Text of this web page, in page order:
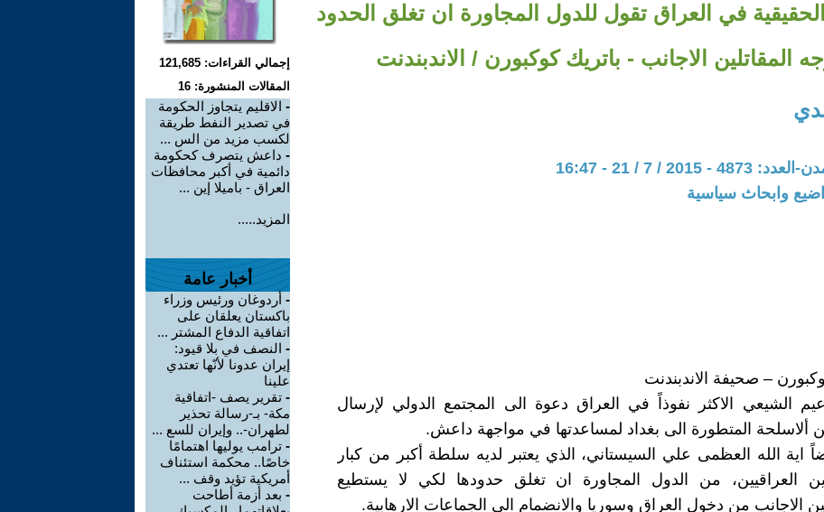
في العراق تقول للدول المجاورة ان تغلق الحدود
المقاتلين الاجانب ‏- باتريك كوكبورن / الاندبندنت
- 2015 / 7 / 21 - 16:47
وابحاث سياسية
– صحيفة الاندبندنت
الشيعي الاكثر نفوذاً في العراق دعوة الى المجتمع الدولي لإرسال
ألاسلحة المتطورة الى ‏بغداد لمساعدتها في مواجهة داعش.‏
اية الله العظمى علي السيستاني، الذي يعتبر لديه سلطة أكبر من كبار
العراقيين، من ‏الدول المجاورة ان تغلق حدودها لكي لا يستطيع
الاجانب من دخول العراق وسوريا والانضمام الى ‏الجماعات الارهابية.‏
إجمالي القراءات: 121,685
المقالات المنشورة: 16
- الاقليم يتجاوز الحكومة
في تصدير النفط طريقة
لكسب مزيد من الس ...
- داعش يتصرف كحكومة
دائمية في أكبر محافظات
العراق - باميلا إين ...
المزيد.....
أخبار عامة
- أردوغان ورئيس وزراء
باكستان يعلقان على
اتفاقية الدفاع المشتر ...
- النصف في بلا قيود:
إيران عدونا لأنّها تعتدي
علينا
- تقرير يصف -اتفاقية
مكة- بـ-رسالة تحذير
لطهران-.. وإيران للسع ...
- ترامب يوليها اهتمامًا
خاصًا.. محكمة استئناف
أمريكية تؤيد وقف ...
- بعد أزمة أطاحت